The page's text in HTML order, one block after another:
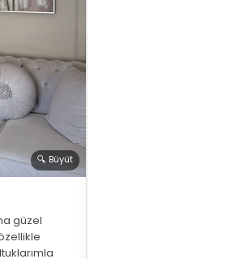
🔍 Büyüt
güzel